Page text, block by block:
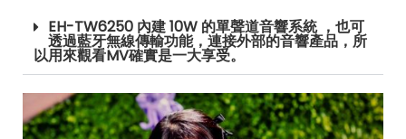
EH-TW6250 內建 10W 的單聲道音響系統 ，也可
透過藍牙無線傳輸功能，連接外部的音響產品，所
以用來觀看MV確實是一大享受。